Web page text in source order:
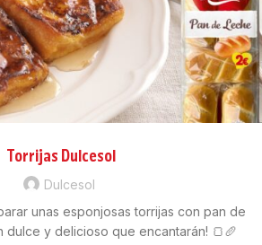
Torrijas Dulcesol
Dulcesol
unas esponjosas torrijas con pan de
dulce y delicioso que encantarán! 🍞🥖